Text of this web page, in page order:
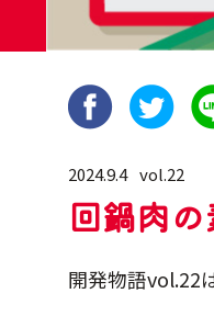
2024.9.4 vol.22
回鍋肉
開発物語vol.22